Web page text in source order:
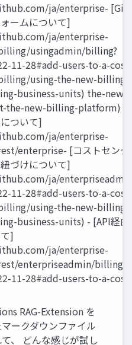
ja/enterprise-
ームについて]
ja/enterprise-
usingadmin/billing?
11-28#add-users-to-a-
using-the-new-billing-
business-units) the-
the-new-billing-platform) -
ついて]
ja/enterprise-
enterprise- [コストセンタ
づけについて]
ja/
11-28#add-users-to-a-
using-the-new-billing-
business-units) - [API経由
]
ja/enterprise-
enterpriseadmin/billing?
11-28#add-users-to-a-
RAG-Extension を
ークダウンファイル
、 どんな感じが試し